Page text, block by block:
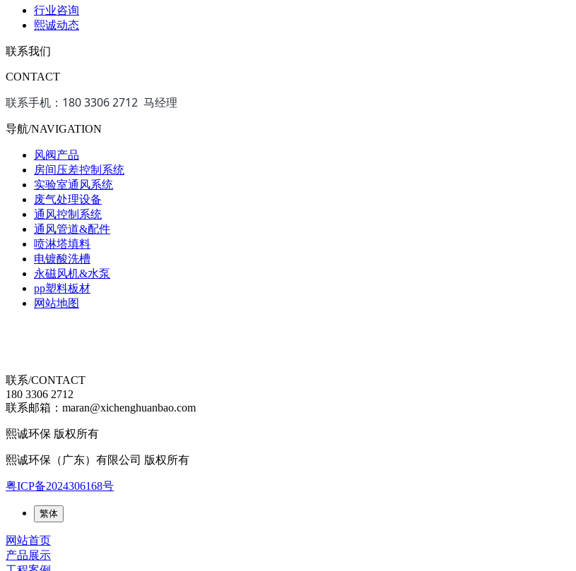
行业咨询
熙诚动态
联系我们
CONTACT
联系手机：180 3306 2712 马经理
导航/NAVIGATION
风阀产品
房间压差控制系统
实验室通风系统
废气处理设备
通风控制系统
通风管道&配件
喷淋塔填料
电镀酸洗槽
永磁风机&水泵
pp塑料板材
网站地图
联系/CONTACT
180 3306 2712
联系邮箱：maran@xichenghuanbao.com
熙诚环保 版权所有
熙诚环保（广东）有限公司 版权所有
粤ICP备2024306168号
繁体
网站首页
产品展示